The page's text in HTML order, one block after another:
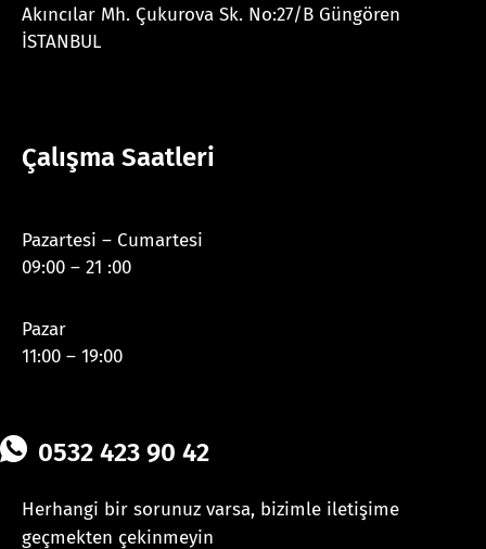
Akıncılar Mh. Çukurova Sk. No:27/B Güngören
İSTANBUL
Çalışma Saatleri
Pazartesi – Cumartesi
09:00 – 21 :00
Pazar
11:00 – 19:00
0532 423 90 42
Herhangi bir sorunuz varsa, bizimle iletişime
geçmekten çekinmeyin